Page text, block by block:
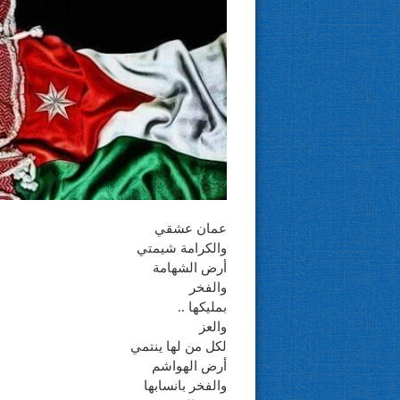
عمان عشقي
والكرامة شيمتي
أرض الشهامة
والفخر
بمليكها ..
والعز
لكل من لها ينتمي
أرض الهواشم
والفخر بانسابها